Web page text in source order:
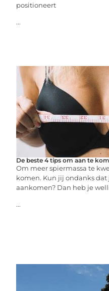
positioneert
...
De beste 4 tips om aan te
Om meer spiermassa te
komen. Kun jij ondanks
aankomen? Dan heb je
...